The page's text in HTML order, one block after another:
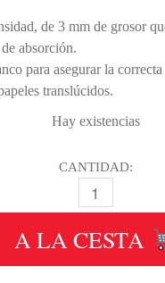
de 3 mm de grosor
absorción.
para asegurar la
translúcidos.
Hay existencias
CANTIDAD:
.VALLEJO 2
A LA CESTA